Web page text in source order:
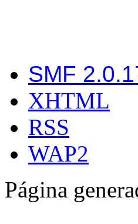
SMF
XHTML
RSS
WAP2
Página